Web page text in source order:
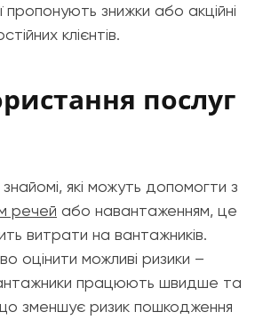
пропонують знижки або акційні
клієнтів.
послуг
які можуть допомогти з
речей або навантаженням, це
витрати на вантажників.
оцінити можливі ризики –
працюють швидше та
зменшує ризик пошкодження